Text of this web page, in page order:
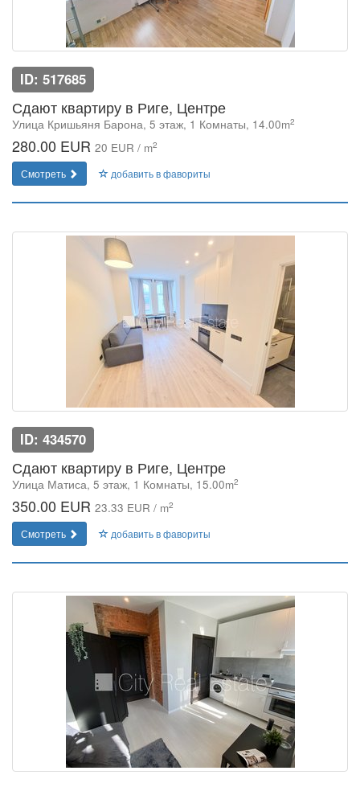
ID: 517685
Сдают квартиру в Риге, Центре
Улица Кришьяня Барона, 5 этаж, 1 Комнаты, 14.00m2
280.00 EUR 20 EUR / m2
Смотреть добавить в фавориты
ID: 434570
Сдают квартиру в Риге, Центре
Улица Матиса, 5 этаж, 1 Комнаты, 15.00m2
350.00 EUR 23.33 EUR / m2
Смотреть добавить в фавориты